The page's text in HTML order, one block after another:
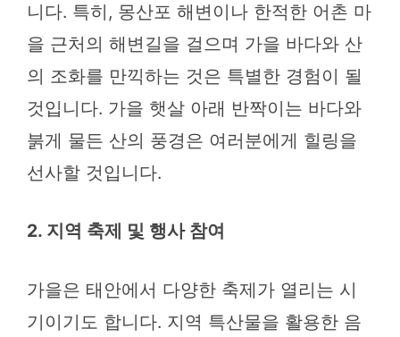
니다. 특히, 몽산포 해변이나 한적한 어촌 마
을 근처의 해변길을 걸으며 가을 바다와 산
의 조화를 만끽하는 것은 특별한 경험이 될
것입니다. 가을 햇살 아래 반짝이는 바다와
붉게 물든 산의 풍경은 여러분에게 힐링을
선사할 것입니다.
2. 지역 축제 및 행사 참여
가을은 태안에서 다양한 축제가 열리는 시
기이기도 합니다. 지역 특산물을 활용한 음